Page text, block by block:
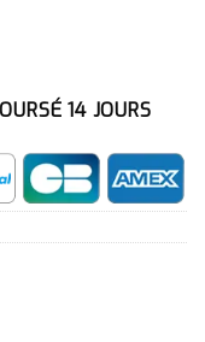
14 JOURS